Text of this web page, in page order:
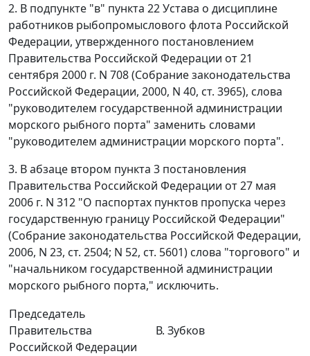
2. В подпункте "в" пункта 22 Устава о дисциплине
работников рыбопромыслового флота Российской
Федерации, утвержденного постановлением
Правительства Российской Федерации от 21
сентября 2000 г. N 708 (Собрание законодательства
Российской Федерации, 2000, N 40, ст. 3965), слова
"руководителем государственной администрации
морского рыбного порта" заменить словами
"руководителем администрации морского порта".
3. В абзаце втором пункта 3 постановления
Правительства Российской Федерации от 27 мая
2006 г. N 312 "О паспортах пунктов пропуска через
государственную границу Российской Федерации"
(Собрание законодательства Российской Федерации,
2006, N 23, ст. 2504; N 52, ст. 5601) слова "торгового" и
"начальником государственной администрации
морского рыбного порта," исключить.
Председатель
Правительства
Российской Федерации
В. Зубков